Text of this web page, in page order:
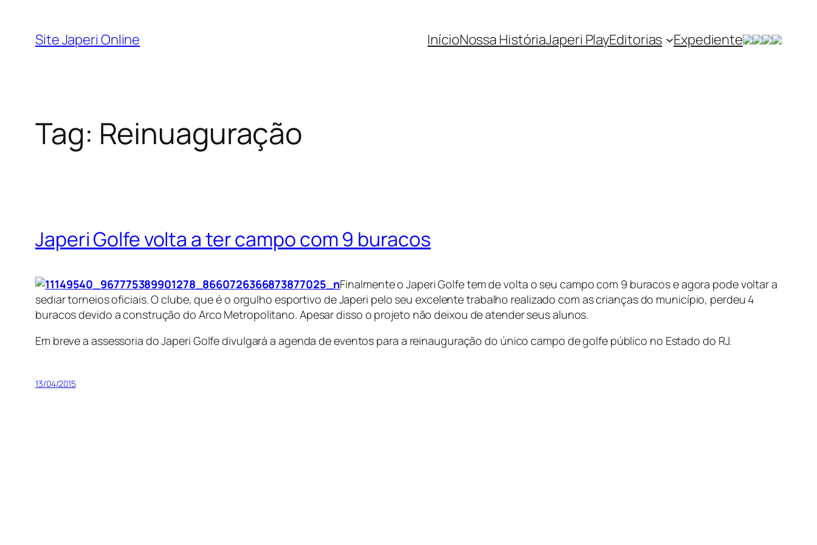
Site Japeri Online InícioNossa HistóriaJaperi PlayEditorias Expediente
Tag: Reinuaguração
Japeri Golfe volta a ter campo com 9 buracos
Finalmente o Japeri Golfe tem de volta o seu campo com 9 buracos e agora pode voltar a
sediar torneios oficiais. O clube, que é o orgulho esportivo de Japeri pelo seu excelente trabalho realizado com as crianças do município, perdeu 4
buracos devido a construção do Arco Metropolitano. Apesar disso o projeto não deixou de atender seus alunos.
Em breve a assessoria do Japeri Golfe divulgará a agenda de eventos para a reinauguração do único campo de golfe público no Estado do RJ.
13/04/2015